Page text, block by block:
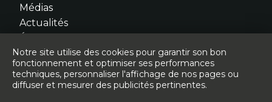
Médias
Actualités
© Université de l'Ontario français - 2026
Notre site utilise des cookies pour garantir son bon
fonctionnement et optimiser ses performances
techniques, personnaliser l'affichage de nos pages ou
diffuser et mesurer des publicités pertinentes.